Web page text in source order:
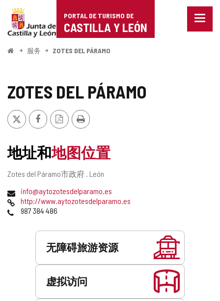
Portal
de
Turismo
Castilla
León
PORTAL DE TURISMO DE
CASTILLA Y LEÓN
菜
开
服务 ZOTES DEL PÁRAMO
ZOTES DEL PÁRAMO
推
特
FacebookPDF
版
打
印
地址和地图位置
邮
地
址
Zotes del Páramo市政府 . León
电
子
邮
info@aytozotesdelparamo.es
网
页
http://www.aytozotesdelparamo.es
电
987 384 486
无障碍旅游资源
虚拟访问